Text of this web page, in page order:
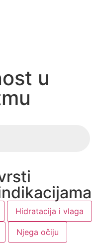
u
Hidratacija i vlaga
Njega očiju